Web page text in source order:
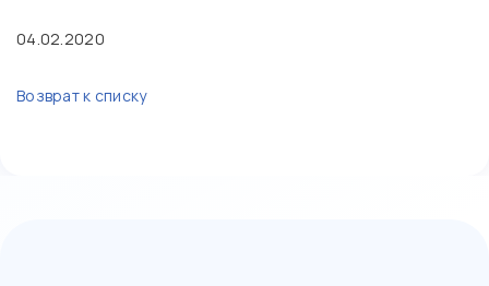
04.02.2020
Возврат к списку